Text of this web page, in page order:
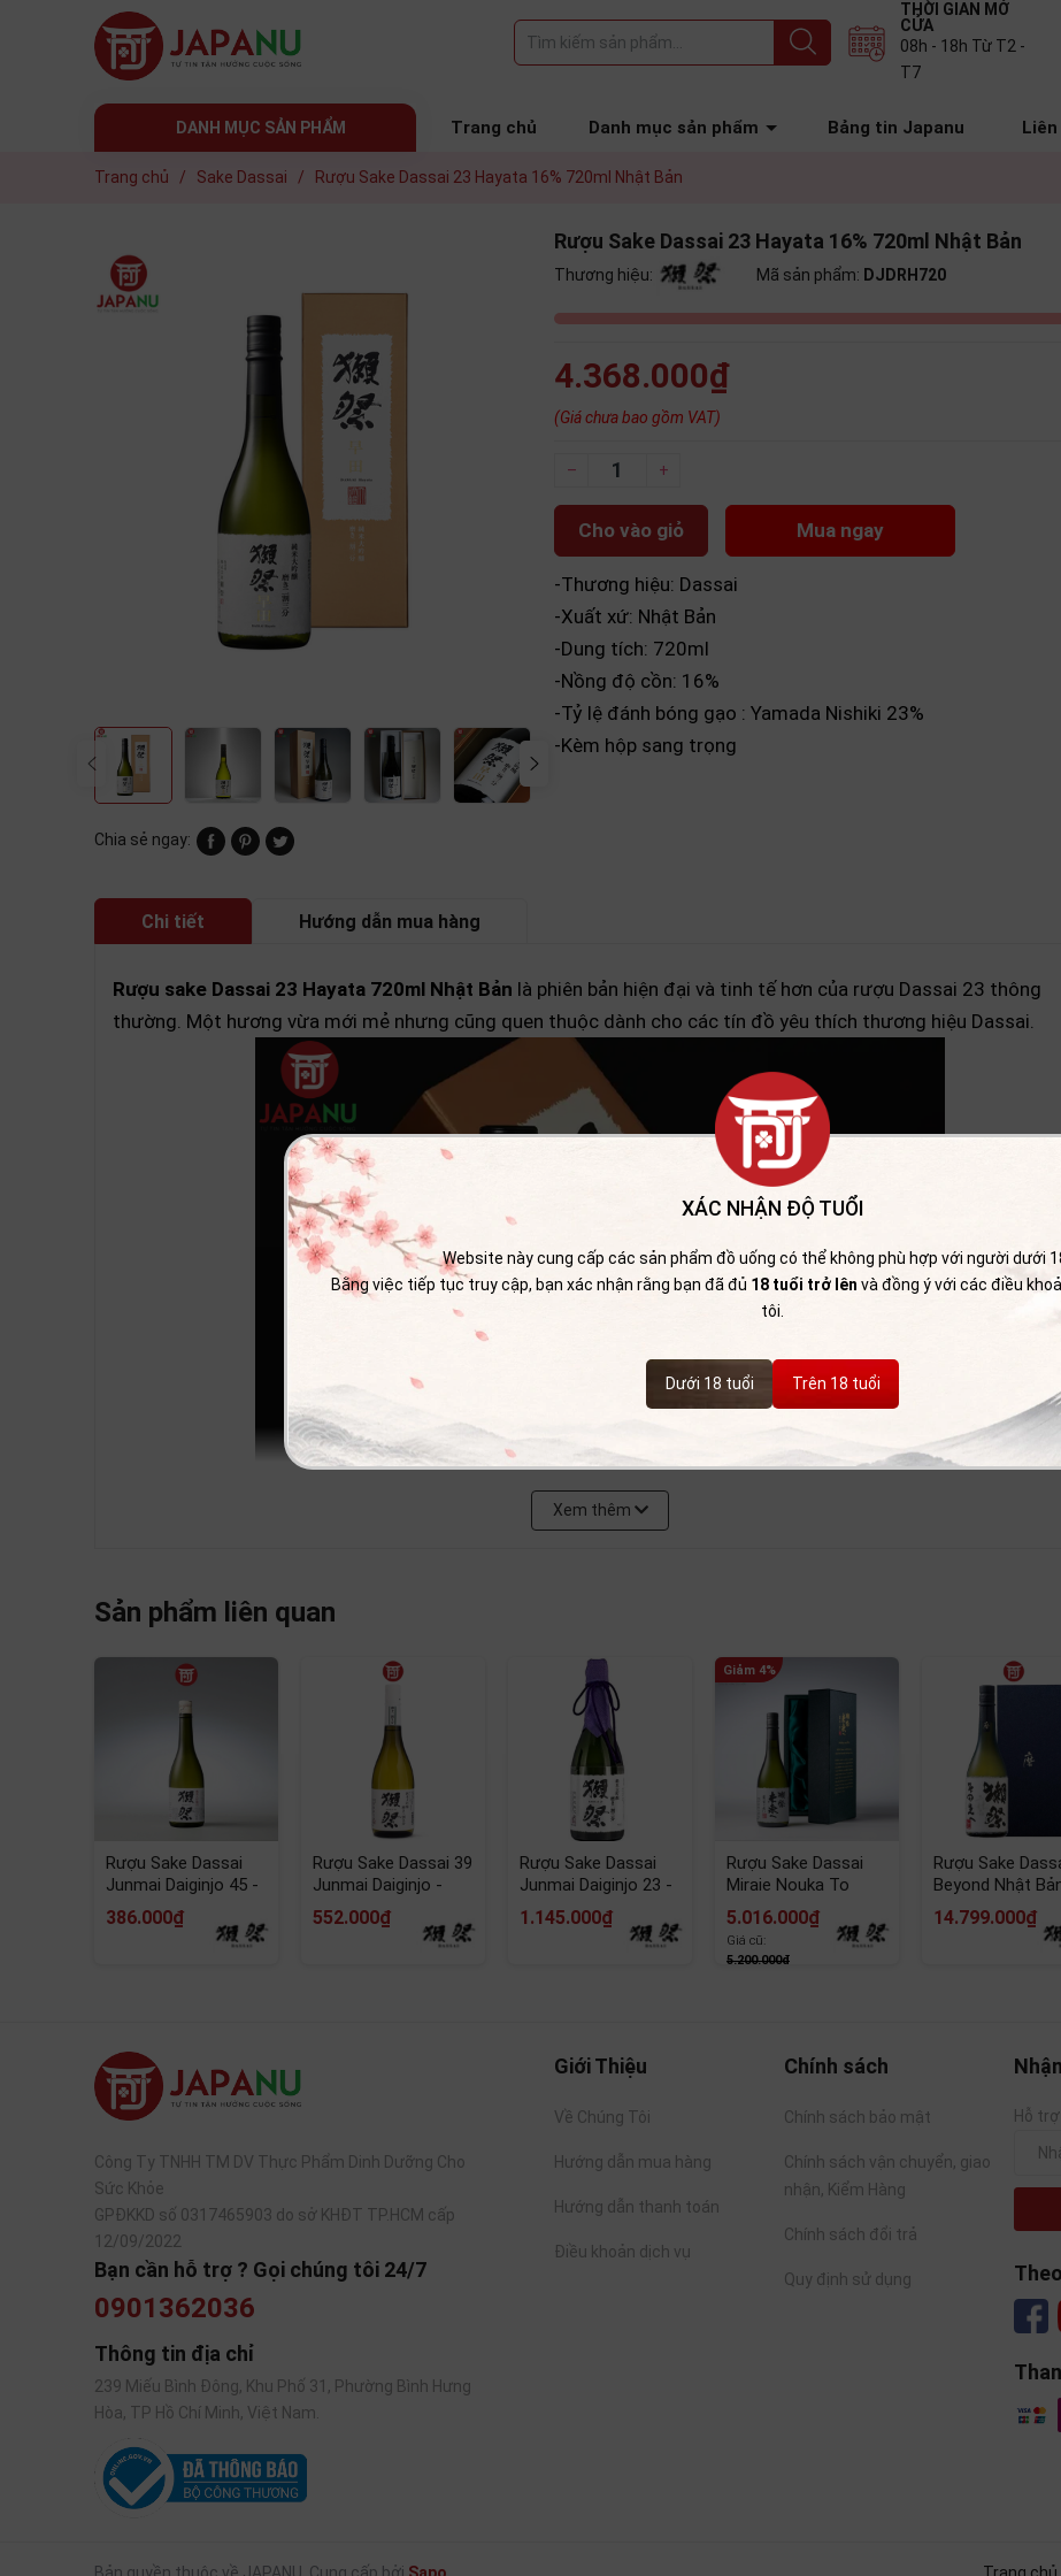
THỜI GIAN MỞ
CỬA
08h - 18h Từ T2 -
T7
DANH MỤC SẢN PHẨM Trang chủ Danh mục sản phẩm Bảng tin Japanu Liên
Trang chủ / Sake Dassai / Rượu Sake Dassai 23 Hayata 16% 720ml Nhật Bản
Chia sẻ ngay:
Rượu Sake Dassai 23 Hayata 16% 720ml Nhật Bản
Thương hiệu: Mã sản phẩm: DJDRH720
4.368.000₫
(Giá chưa bao gồm VAT)
– +
Cho vào giỏ Mua ngay
-Thương hiệu: Dassai
-Xuất xứ: Nhật Bản
-Dung tích: 720ml
-Nồng độ cồn: 16%
-Tỷ lệ đánh bóng gạo : Yamada Nishiki 23%
-Kèm hộp sang trọng
Chi tiết Hướng dẫn mua hàng
Rượu sake Dassai 23 Hayata 720ml Nhật Bản là phiên bản hiện đại và tinh tế hơn của rượu Dassai 23 thông
thường. Một hương vừa mới mẻ nhưng cũng quen thuộc dành cho các tín đồ yêu thích thương hiệu Dassai.
Giới Thiệu Rượu Sake Dassai 23 Hayata 16% 720ml
Là một phiên bản giới hạn đến từ thương hiệu Dassai nổi tiếng tại Nhật Bản, Rượu sake Dassai 23 Hayata mang
đến trải nghiệm độc đáo trong vị tinh khiết khi
kết hợp giữa truyền thống và khoa học
Xem thêm
Sản phẩm liên quan
Rượu Sake Dassai
Junmai Daiginjo 45 -
Nhật Bản
386.000₫
Rượu Sake Dassai 39
Junmai Daiginjo -
Nhật Bản
552.000₫
Rượu Sake Dassai
Junmai Daiginjo 23 -
Nhật Bản
1.145.000₫
Rượu Sake Dassai
Miraie Nouka To
Tomoni 16% 720ml
5.016.000₫
Giá cũ:
5.200.000₫
Rượu Sake
Beyond Nhật
Chai 720ml
14.799.000₫
XÁC NHẬN ĐỘ TUỔI
Website này cung cấp các sản phẩm đồ uống có thể không phù hợp với người dưới
Bằng việc tiếp tục truy cập, bạn xác nhận rằng bạn đã đủ 18 tuổi trở lên và đồng ý với các điều
tôi.
Dưới 18 tuổi Trên 18 tuổi
Công Ty TNHH TM DV Thực Phẩm Dinh Dưỡng Cho
Sức Khỏe
GPĐKKD số 0317465903 do sở KHĐT TP.HCM cấp
12/09/2022
Bạn cần hỗ trợ ? Gọi chúng tôi 24/7
0901362036
Thông tin địa chỉ
239 Miếu Bình Đông, Khu Phố 31, Phường Bình Hưng
Hòa, TP Hồ Chí Minh, Việt Nam.
Giới Thiệu
Về Chúng Tôi
Hướng dẫn mua hàng
Hướng dẫn thanh toán
Điều khoản dịch vụ
Chính sách
Chính sách bảo mật
Chính sách vận chuyển, giao
nhận, Kiểm Hàng
Chính sách đổi trả
Quy định sử dụng
Hỗ